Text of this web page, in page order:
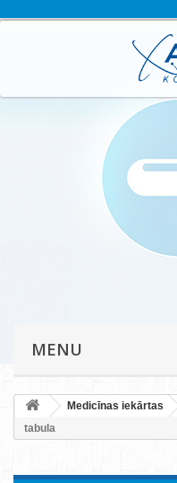
PAR MUMS
PRIVĀTUMA
MENU
Medicīnas iekārtas
tabula